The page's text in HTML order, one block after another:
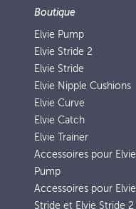
Boutique
Elvie Pump
Elvie Stride 2
Elvie Stride
Elvie Nipple Cushions
Elvie Curve
Elvie Catch
Elvie Trainer
Accessoires pour Elvie
Pump
Accessoires pour Elvie
Stride et Elvie Stride 2